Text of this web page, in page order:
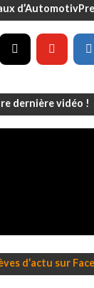
dernière vidéo !
d’actu sur